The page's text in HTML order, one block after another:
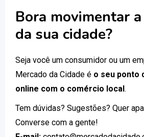
Bora movimentar
da sua cidade?
Seja você um consumidor ou um
Mercado da Cidade é o seu ponto
online com o comércio local.
Tem dúvidas? Sugestões? Quer
Converse com a gente!